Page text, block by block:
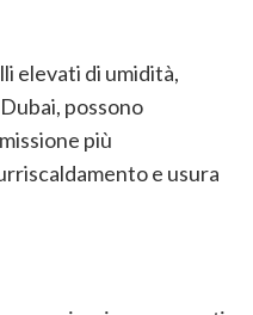
elevati di umidità,
possono
più
e usura